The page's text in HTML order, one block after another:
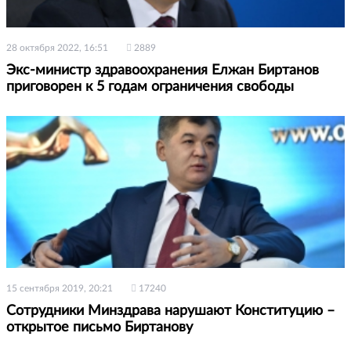
28 октября 2022, 16:51 2889
Экс-министр здравоохранения Елжан Биртанов
приговорен к 5 годам ограничения свободы
15 сентября 2019, 20:21 17240
Сотрудники Минздрава нарушают Конституцию –
открытое письмо Биртанову